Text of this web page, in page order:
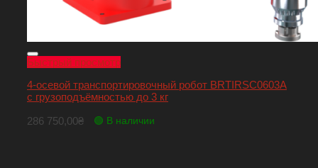
Быстрый просмотр
4-осевой транспортировочный робот BRTIRSC0603A
с грузоподъёмностью до 3 кг
286 750,00₴ 🟢 В наличии